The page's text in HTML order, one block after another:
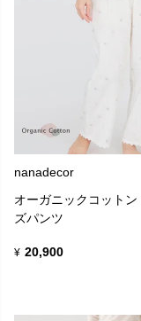
nanadecor
オーガニックコットン
ズパンツ
¥ 20,900